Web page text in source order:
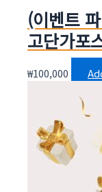
(이벤트
고단가포
₩100,000